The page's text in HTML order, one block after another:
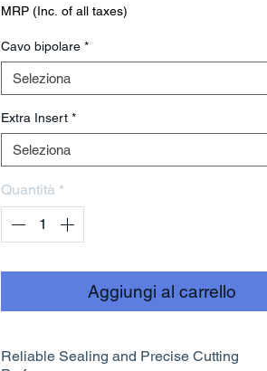
MRP (Inc. of all taxes)
Cavo bipolare *
Seleziona
Extra Insert *
Seleziona
Quantità *
Aggiungi al carrello
Reliable Sealing and Precise Cutting